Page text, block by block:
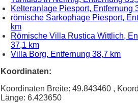
Kelteranlage Piesport, Entfernung
römische Sarkophage Piesport,
km
Römische Villa Rustica Wittlich,
37,1 km
Villa Borg, Entfernung 38,7 km
Koordinaten:
Koordinaten Breite: 49.843460 ,
Länge: 6.423650